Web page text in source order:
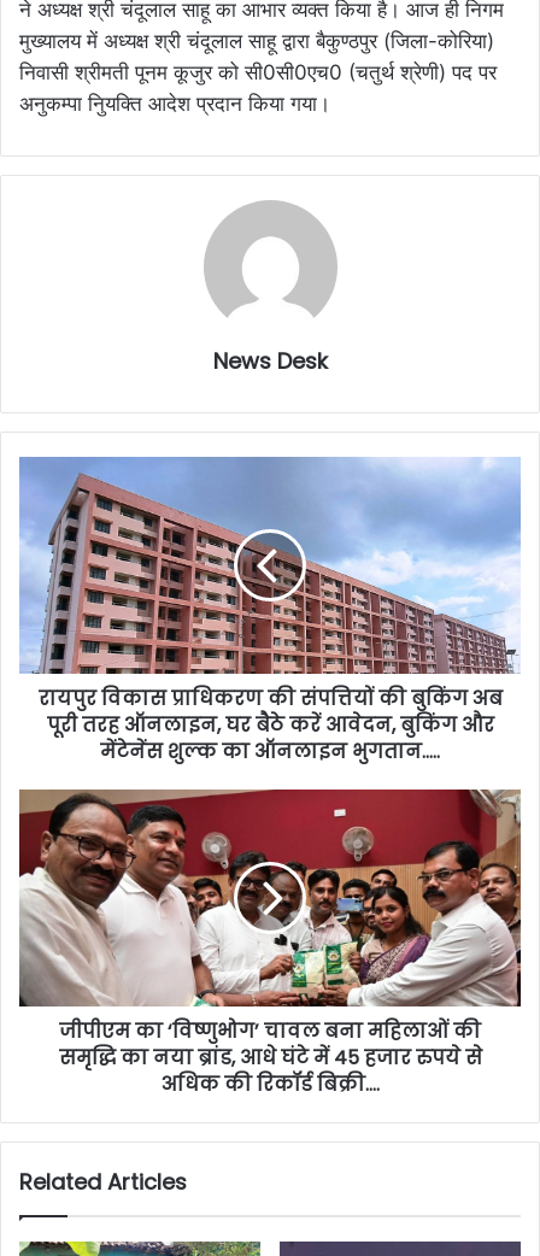
ने अध्यक्ष श्री चंदूलाल साहू का आभार व्यक्त किया है। आज ही निगम
मुख्यालय में अध्यक्ष श्री चंदूलाल साहू द्वारा बैकुण्ठपुर (जिला-कोरिया)
निवासी श्रीमती पूनम कूजुर को सी0सी0एच0 (चतुर्थ श्रेणी) पद पर
अनुकम्पा निुयक्ति आदेश प्रदान किया गया।
News Desk
रायपुर विकास प्राधिकरण की संपत्तियों की बुकिंग अब
पूरी तरह ऑनलाइन, घर बैठे करें आवेदन, बुकिंग और
मेंटेनेंस शुल्क का ऑनलाइन भुगतान…..
जीपीएम का ‘विष्णुभोग’ चावल बना महिलाओं की
समृद्धि का नया ब्रांड, आधे घंटे में 45 हजार रुपये से
अधिक की रिकॉर्ड बिक्री….
Related Articles